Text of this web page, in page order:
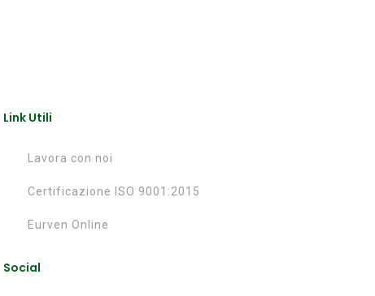
Link Utili
Lavora con noi
Certificazione ISO 9001:2015
Eurven Online
Social